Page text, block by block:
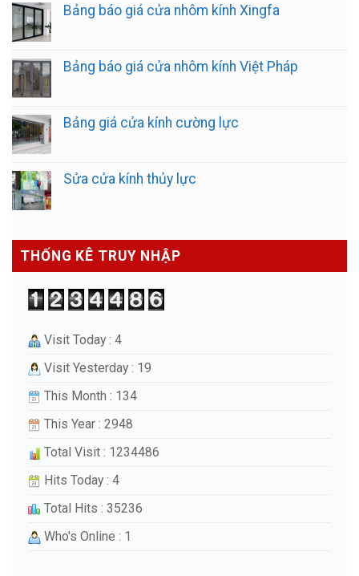
Bảng báo giá cửa nhôm kính Xingfa
Bảng báo giá cửa nhôm kính Việt Pháp
Bảng giá cửa kính cường lực
Sửa cửa kính thủy lực
THỐNG KÊ TRUY NHẬP
Visit Today : 4
Visit Yesterday : 19
This Month : 134
This Year : 2948
Total Visit : 1234486
Hits Today : 4
Total Hits : 35236
Who's Online : 1